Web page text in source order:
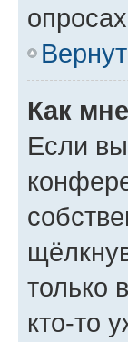
Как
Если
только
кто-то